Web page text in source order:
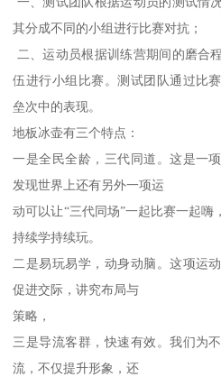
其分成不同的小组进行比赛对抗；
二、运动员根据训练营期间的磨合
伍进行小组比赛。测试团队通过比
垒次中的表现。
地板冰壶有三个特点：
一是全民全龄，三代同道。这是一
发现世界上还有另外一项运
动可以让“三代同场”一起比赛一起
持续学持续玩。
二是易玩易学，动身动脑。这项运
促进交际，讲究布局与
策略，
三是导流客群，快速有效。我们为
流，不仅提升形象，还